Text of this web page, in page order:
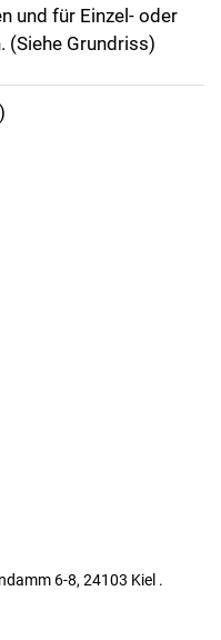
und für Einzel- oder
(Siehe Grundriss)
6-8, 24103 Kiel .